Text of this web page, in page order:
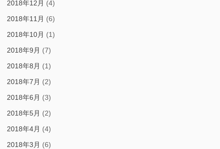
2018年12月 (4)
2018年11月 (6)
2018年10月 (1)
2018年9月 (7)
2018年8月 (1)
2018年7月 (2)
2018年6月 (3)
2018年5月 (2)
2018年4月 (4)
2018年3月 (6)